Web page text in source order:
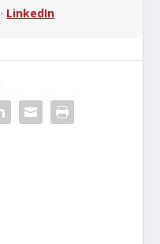
· LinkedIn